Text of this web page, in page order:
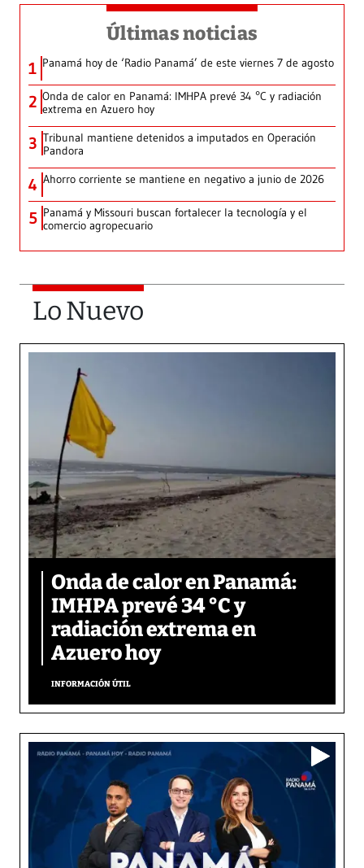
Últimas noticias
1 Panamá hoy de ‘Radio Panamá’ de este viernes 7 de agosto
2 Onda de calor en Panamá: IMHPA prevé 34 °C y radiación
extrema en Azuero hoy
3 Tribunal mantiene detenidos a imputados en Operación
Pandora
4 Ahorro corriente se mantiene en negativo a junio de 2026
5 Panamá y Missouri buscan fortalecer la tecnología y el
comercio agropecuario
Lo Nuevo
Onda de calor en Panamá:
IMHPA prevé 34 °C y
radiación extrema en
Azuero hoy
INFORMACIÓN ÚTIL